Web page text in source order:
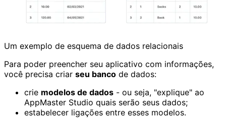
Um exemplo de esquema de dados relacionais
Para poder preencher seu aplicativo com informações,
você precisa criar seu banco de dados:
crie modelos de dados - ou seja, "explique" ao
AppMaster Studio quais serão seus dados;
estabelecer ligações entre esses modelos.